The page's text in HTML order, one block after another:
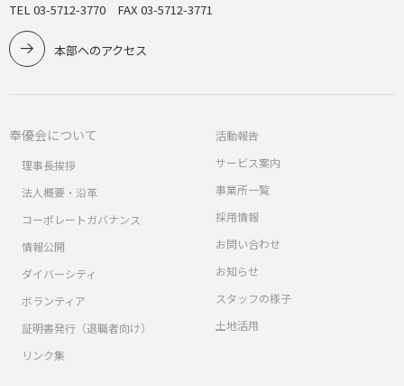
TEL 03-5712-3770 FAX 03-5712-3771
本部へのアクセス
奉優会について
理事長挨拶
法人概要・沿革
コーポレートガバナンス
情報公開
ダイバーシティ
ボランティア
証明書発行（退職者向け）
リンク集
活動報告
サービス案内
事業所一覧
採用情報
お問い合わせ
お知らせ
スタッフの様子
土地活用